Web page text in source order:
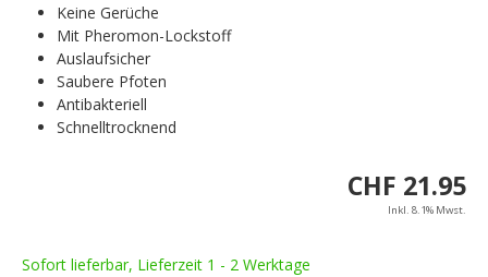
Keine Gerüche
Mit Pheromon-Lockstoff
Auslaufsicher
Saubere Pfoten
Antibakteriell
Schnelltrocknend
CHF 21.95
Inkl. 8.1% Mwst.
Sofort lieferbar, Lieferzeit 1 - 2 Werktage